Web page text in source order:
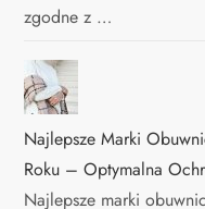
zgodne z …
Najlepsze Marki
Roku – Optymalna
Najlepsze marki